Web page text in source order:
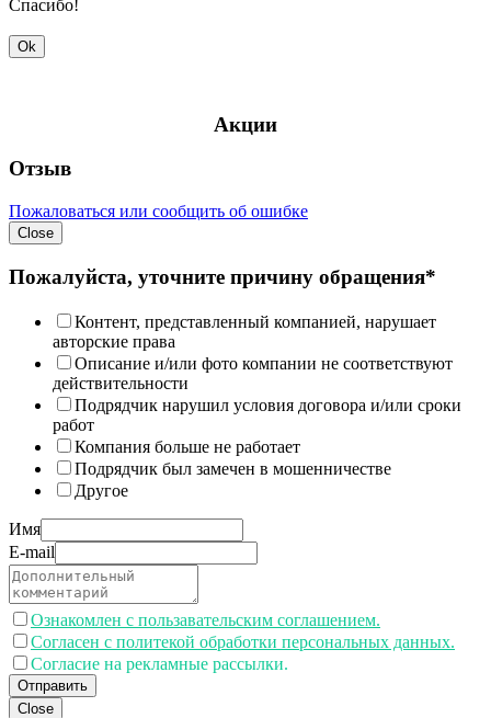
Спасибо!
Ok
Акции
Отзыв
Пожаловаться или сообщить об ошибке
Close
Пожалуйста, уточните причину обращения*
Контент, представленный компанией, нарушает
авторские права
Описание и/или фото компании не соответствуют
действительности
Подрядчик нарушил условия договора и/или сроки
работ
Компания больше не работает
Подрядчик был замечен в мошенничестве
Другое
Имя
E-mail
Ознакомлен с пользавательским соглашением.
Согласен с политекой обработки персональных данных.
Согласие на рекламные рассылки.
Отправить
Close